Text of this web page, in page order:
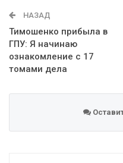
НАЗАД
Тимошенко прибыла в
ГПУ: Я начинаю
ознакомление с 17
томами дела